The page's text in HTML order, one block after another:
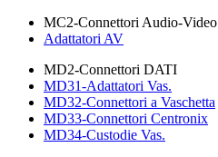
MC2-Connettori Audio-Video
Adattatori AV
MD2-Connettori DATI
MD31-Adattatori Vas.
MD32-Connettori a Vaschetta
MD33-Connettori Centronix
MD34-Custodie Vas.